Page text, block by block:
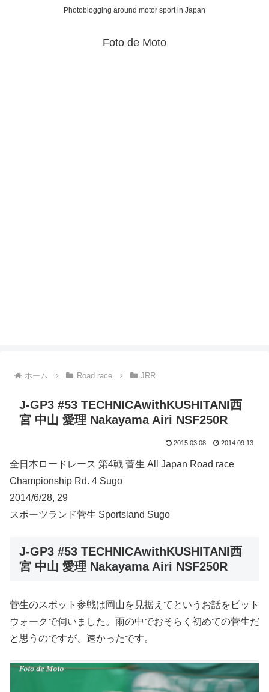
Photoblogging around motor sport in Japan
Foto de Moto
ホーム Road race JRR
J-GP3 #53 TECHNICAwithKUSHITANI西
宮 中山 愛理 Nakayama Airi NSF250R
2015.03.08 2014.09.13
全日本ロードレース 第4戦 菅生 All Japan Road race
Championship Rd. 4 Sugo
2014/6/28, 29
スポーツランド菅生 Sportsland Sugo
J-GP3 #53 TECHNICAwithKUSHITANI西
宮 中山 愛理 Nakayama Airi NSF250R
菅生のスポット参戦は岡山を見据えてというお話をピット
ウォークで伺いました。雨の中でおそらく初めての菅生だ
と思うのですが、速かったです。